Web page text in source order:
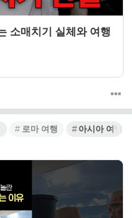
소매치기 실체와 여행
로마 여행 아시아 여행